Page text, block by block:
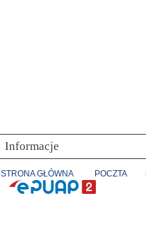
Informacje
STRONA GŁÓWNA POCZTA